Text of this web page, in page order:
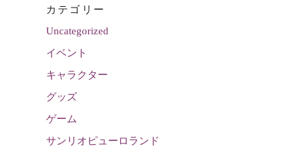
カテゴリー
Uncategorized
イベント
キャラクター
グッズ
ゲーム
サンリオピューロランド